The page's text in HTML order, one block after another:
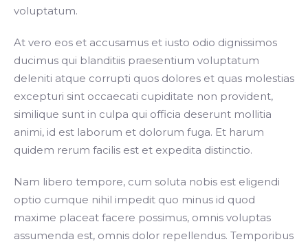
voluptatum.
At vero eos et accusamus et iusto odio dignissimos
ducimus qui blanditiis praesentium voluptatum
deleniti atque corrupti quos dolores et quas molestias
excepturi sint occaecati cupiditate non provident,
similique sunt in culpa qui officia deserunt mollitia
animi, id est laborum et dolorum fuga. Et harum
quidem rerum facilis est et expedita distinctio.
Nam libero tempore, cum soluta nobis est eligendi
optio cumque nihil impedit quo minus id quod
maxime placeat facere possimus, omnis voluptas
assumenda est, omnis dolor repellendus. Temporibus